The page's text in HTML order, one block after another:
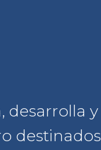
desarrolla y
destinados